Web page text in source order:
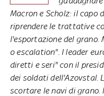
Macron e Scholz: il capo
riprendere le trattative
l'esportazione del grano.
o escalation". I leader
diretti e seri" con il
dei soldati dell'Azovstal.
scortare le navi di grano.